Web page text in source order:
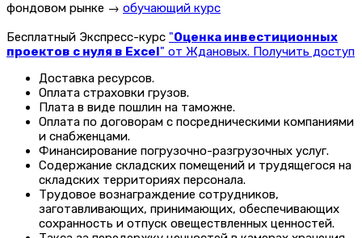
фондовом рынке → обучающий курс
Бесплатный Экспресс-курс "Оценка инвестиционных
проектов с нуля в Excel" от Ждановых. Получить доступ
Доставка ресурсов.
Оплата страховки грузов.
Плата в виде пошлин на таможне.
Оплата по договорам с посредническими компаниями
и снабженцами.
Финансирование погрузочно-разгрузочных услуг.
Содержание складских помещений и трудящегося на
складских территориях персонала.
Трудовое вознаграждение сотрудников,
заготавливающих, принимающих, обеспечивающих
сохранность и отпуск овеществленных ценностей.